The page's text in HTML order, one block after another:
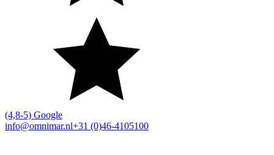
(4,8-5) Google
info@omnimar.nl+31 (0)46-4105100